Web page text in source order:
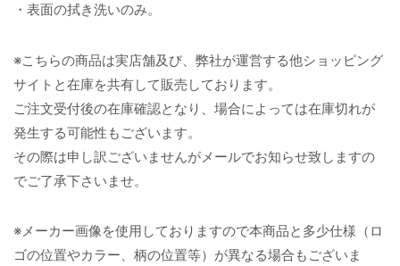
・表面の拭き洗いのみ。
※こちらの商品は実店舗及び、弊社が運営する他ショッピング
サイトと在庫を共有して販売しております。
ご注文受付後の在庫確認となり、場合によっては在庫切れが
発生する可能性もございます。
その際は申し訳ございませんがメールでお知らせ致しますの
でご了承下さいませ。
※メーカー画像を使用しておりますので本商品と多少仕様（ロ
ゴの位置やカラー、柄の位置等）が異なる場合もございま